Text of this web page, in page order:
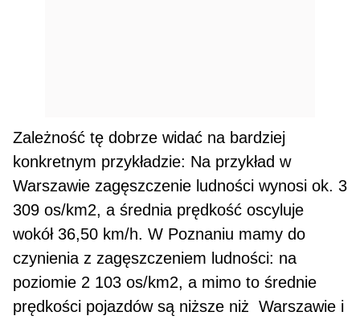
Zależność tę dobrze widać na bardziej
konkretnym przykładzie: Na przykład w
Warszawie zagęszczenie ludności wynosi ok. 3
309 os/km2, a średnia prędkość oscyluje
wokół 36,50 km/h. W Poznaniu mamy do
czynienia z zagęszczeniem ludności: na
poziomie 2 103 os/km2, a mimo to średnie
prędkości pojazdów są niższe niż Warszawie i